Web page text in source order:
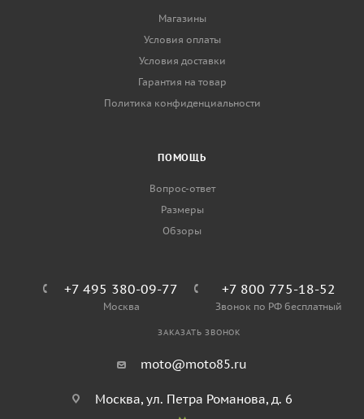
Магазины
Условия оплаты
Условия доставки
Гарантия на товар
Политика конфиденциальности
ПОМОЩЬ
Вопрос-ответ
Размеры
Обзоры
+7 495 380-09-77
Москва
+7 800 775-18-52
Звонок по РФ бесплатный
ЗАКАЗАТЬ ЗВОНОК
moto@moto85.ru
Москва, ул. Петра Романова, д. 6